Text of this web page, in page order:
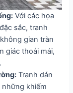
Với các họa
sắc, tranh
gian tràn
giác thoải mái,
Tranh dán
khiếm